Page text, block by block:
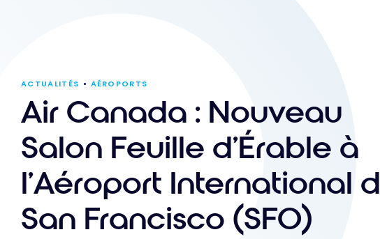
ACTUALITÉS AÉROPORTS
Air Canada : Nouveau
Salon Feuille d’Érable à
l’Aéroport International
San Francisco (SFO)